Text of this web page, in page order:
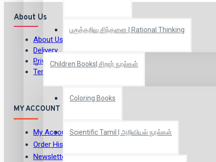
பகுத்தறிவு சிந்தனை | Rational Thinking
Children Books| சிறார் நூல்கள்
Coloring Books
Scientific Tamil | அறிவியல் நூல்கள்
About Us
About Us
Delivery
Privacy Policy
Terms & Conditions
MY ACCOUNT
My Account
Order History
Newsletter